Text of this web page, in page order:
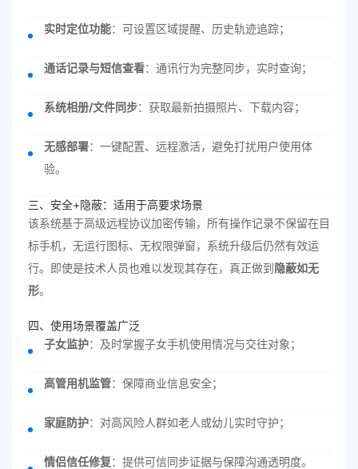
实时定位功能：可设置区域提醒、历史轨迹追踪；
通话记录与短信查看：通讯行为完整同步，实时查询；
系统相册/文件同步：获取最新拍摄照片、下载内容；
无感部署：一键配置、远程激活，避免打扰用户使用体
验。
三、安全+隐蔽：适用于高要求场景
该系统基于高级远程协议加密传输，所有操作记录不保留在目
标手机，无运行图标、无权限弹窗，系统升级后仍然有效运
行。即使是技术人员也难以发现其存在，真正做到隐蔽如无
形。
四、使用场景覆盖广泛
子女监护：及时掌握子女手机使用情况与交往对象；
高管用机监管：保障商业信息安全；
家庭防护：对高风险人群如老人或幼儿实时守护；
情侣信任修复：提供可信同步证据与保障沟通透明度。